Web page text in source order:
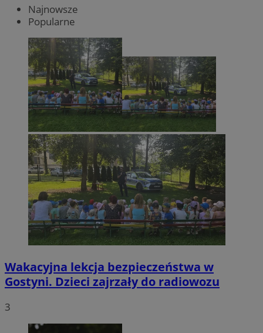
Najnowsze
Popularne
Wakacyjna lekcja bezpieczeństwa w
Gostyni. Dzieci zajrzały do radiowozu
3